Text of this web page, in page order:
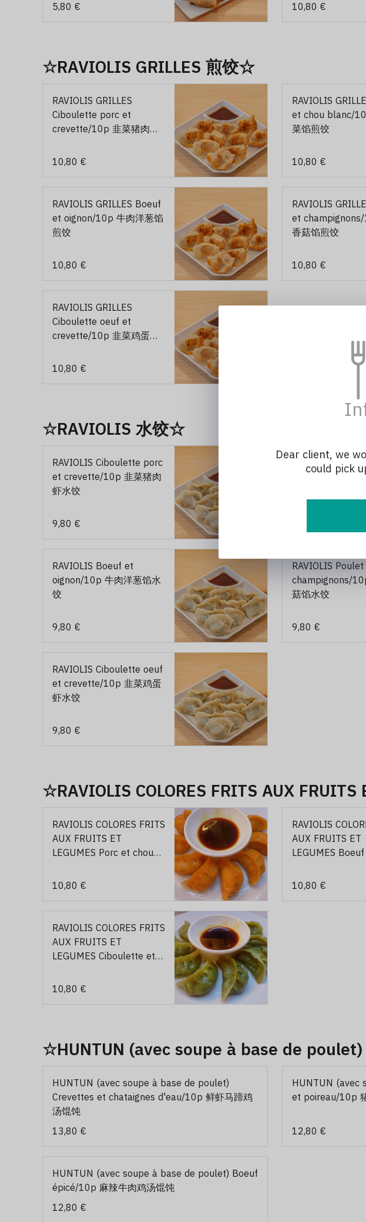
Dear client, we
could pick
5,80 € 10,80 €
☆RAVIOLIS GRILLES 煎饺☆
RAVIOLIS GRILLES
Ciboulette porc et
crevette/10p 韭菜猪肉虾
10,80 €
RAVIOLIS
et chou blanc/
菜馅煎饺
10,80 €
RAVIOLIS GRILLES Boeuf
et oignon/10p 牛肉洋葱馅
煎饺
10,80 €
RAVIOLIS
et
香菇馅煎饺
10,80 €
RAVIOLIS GRILLES
Ciboulette oeuf et
crevette/10p 韭菜鸡蛋虾
10,80 €
☆RAVIOLIS 水饺☆
RAVIOLIS Ciboulette porc
et crevette/10p 韭菜猪肉
虾水饺
9,80 €
RAVIOLIS Porc
blanc/10p 猪肉
RAVIOLIS Boeuf et
oignon/10p 牛肉洋葱馅水
饺
9,80 €
RAVIOLIS
champignons/
菇馅水饺
9,80 €
RAVIOLIS Ciboulette oeuf
et crevette/10p 韭菜鸡蛋
虾水饺
9,80 €
☆RAVIOLIS COLORES FRITS AUX
RAVIOLIS COLORES FRITS
AUX FRUITS ET
LEGUMES Porc et chou
猪肉白菜馅（黄色）
10,80 €
RAVIOLIS
AUX FRUITS ET
LEGUMES
饺牛肉洋葱馅（红
10,80 €
RAVIOLIS COLORES FRITS
AUX FRUITS ET
LEGUMES Ciboulette et
韭菜鸡蛋馅（绿色）
10,80 €
☆HUNTUN (avec soupe à base de
HUNTUN (avec soupe à base de poulet)
Crevettes et chataignes d'eau/10p 鲜虾马蹄鸡
汤馄饨
13,80 €
HUNTUN (avec
et poireau/10p
12,80 €
HUNTUN (avec soupe à base de poulet) Boeuf
épicé/10p 麻辣牛肉鸡汤馄饨
12,80 €